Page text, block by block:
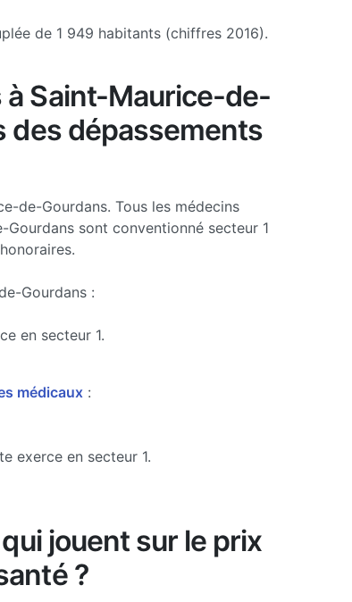
de 1 949 habitants (chiffres 2016).
Saint-Maurice-de-
des dépassements
de-Gourdans. Tous les médecins
sont conventionné secteur 1
Gourdans :
en secteur 1.
médicaux:
exerce en secteur 1.
jouent sur le prix
?